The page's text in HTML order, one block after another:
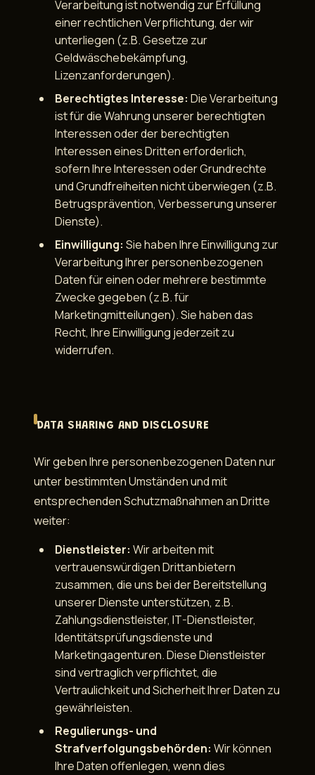
Verarbeitung ist notwendig zur Erfüllung
einer rechtlichen Verpflichtung, der wir
unterliegen (z.B. Gesetze zur
Geldwäschebekämpfung,
Lizenzanforderungen).
Berechtigtes Interesse: Die Verarbeitung
ist für die Wahrung unserer berechtigten
Interessen oder der berechtigten
Interessen eines Dritten erforderlich,
sofern Ihre Interessen oder Grundrechte
und Grundfreiheiten nicht überwiegen (z.B.
Betrugsprävention, Verbesserung unserer
Dienste).
Einwilligung: Sie haben Ihre Einwilligung zur
Verarbeitung Ihrer personenbezogenen
Daten für einen oder mehrere bestimmte
Zwecke gegeben (z.B. für
Marketingmitteilungen). Sie haben das
Recht, Ihre Einwilligung jederzeit zu
widerrufen.
DATA SHARING AND DISCLOSURE
Wir geben Ihre personenbezogenen Daten nur
unter bestimmten Umständen und mit
entsprechenden Schutzmaßnahmen an Dritte
weiter:
Dienstleister: Wir arbeiten mit
vertrauenswürdigen Drittanbietern
zusammen, die uns bei der Bereitstellung
unserer Dienste unterstützen, z.B.
Zahlungsdienstleister, IT-Dienstleister,
Identitätsprüfungsdienste und
Marketingagenturen. Diese Dienstleister
sind vertraglich verpflichtet, die
Vertraulichkeit und Sicherheit Ihrer Daten zu
gewährleisten.
Regulierungs- und
Strafverfolgungsbehörden: Wir können
Ihre Daten offenlegen, wenn dies